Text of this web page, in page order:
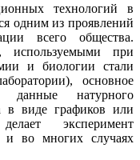
технологий в
одним из проявлений
всего общества.
используемыми при
и биологии стали
основное
данные натурного
в виде графиков или
эксперимент
во многих случаях